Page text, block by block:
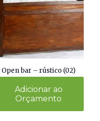
Open bar – rústico (02)
Adicionar ao
Orçamento